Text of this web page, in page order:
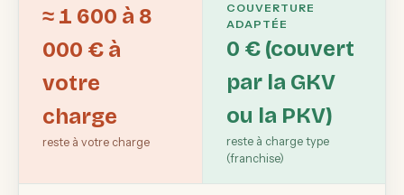
≈ 1 600 à 8
000 € à
votre
charge
reste à votre charge
COUVERTURE
ADAPTÉE
0 € (couvert
par la GKV
ou la PKV)
reste à charge type
(franchise)